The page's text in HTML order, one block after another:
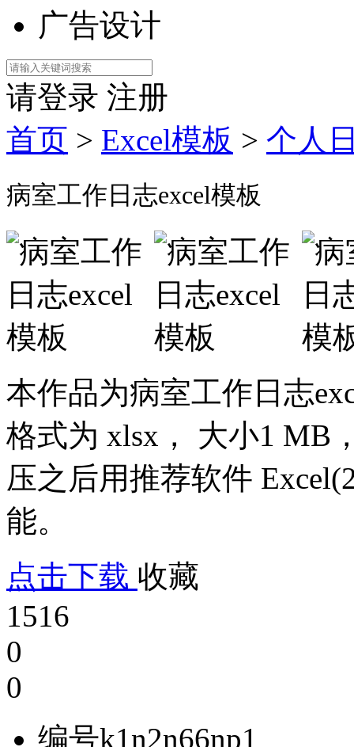
广告设计
请登录 注册
首页 > Excel模板 > 个人
病室工作日志excel模板
本作品为病室工作日志
格式为 xlsx， 大小1 MB
压之后用推荐软件
能。
点击下载 收藏
1516
0
0
编号k1n2n66np1